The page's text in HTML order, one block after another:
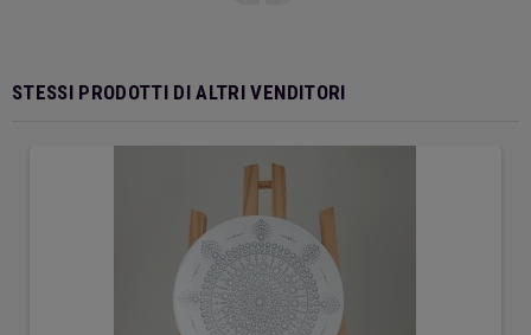
STESSI PRODOTTI DI ALTRI VENDITORI